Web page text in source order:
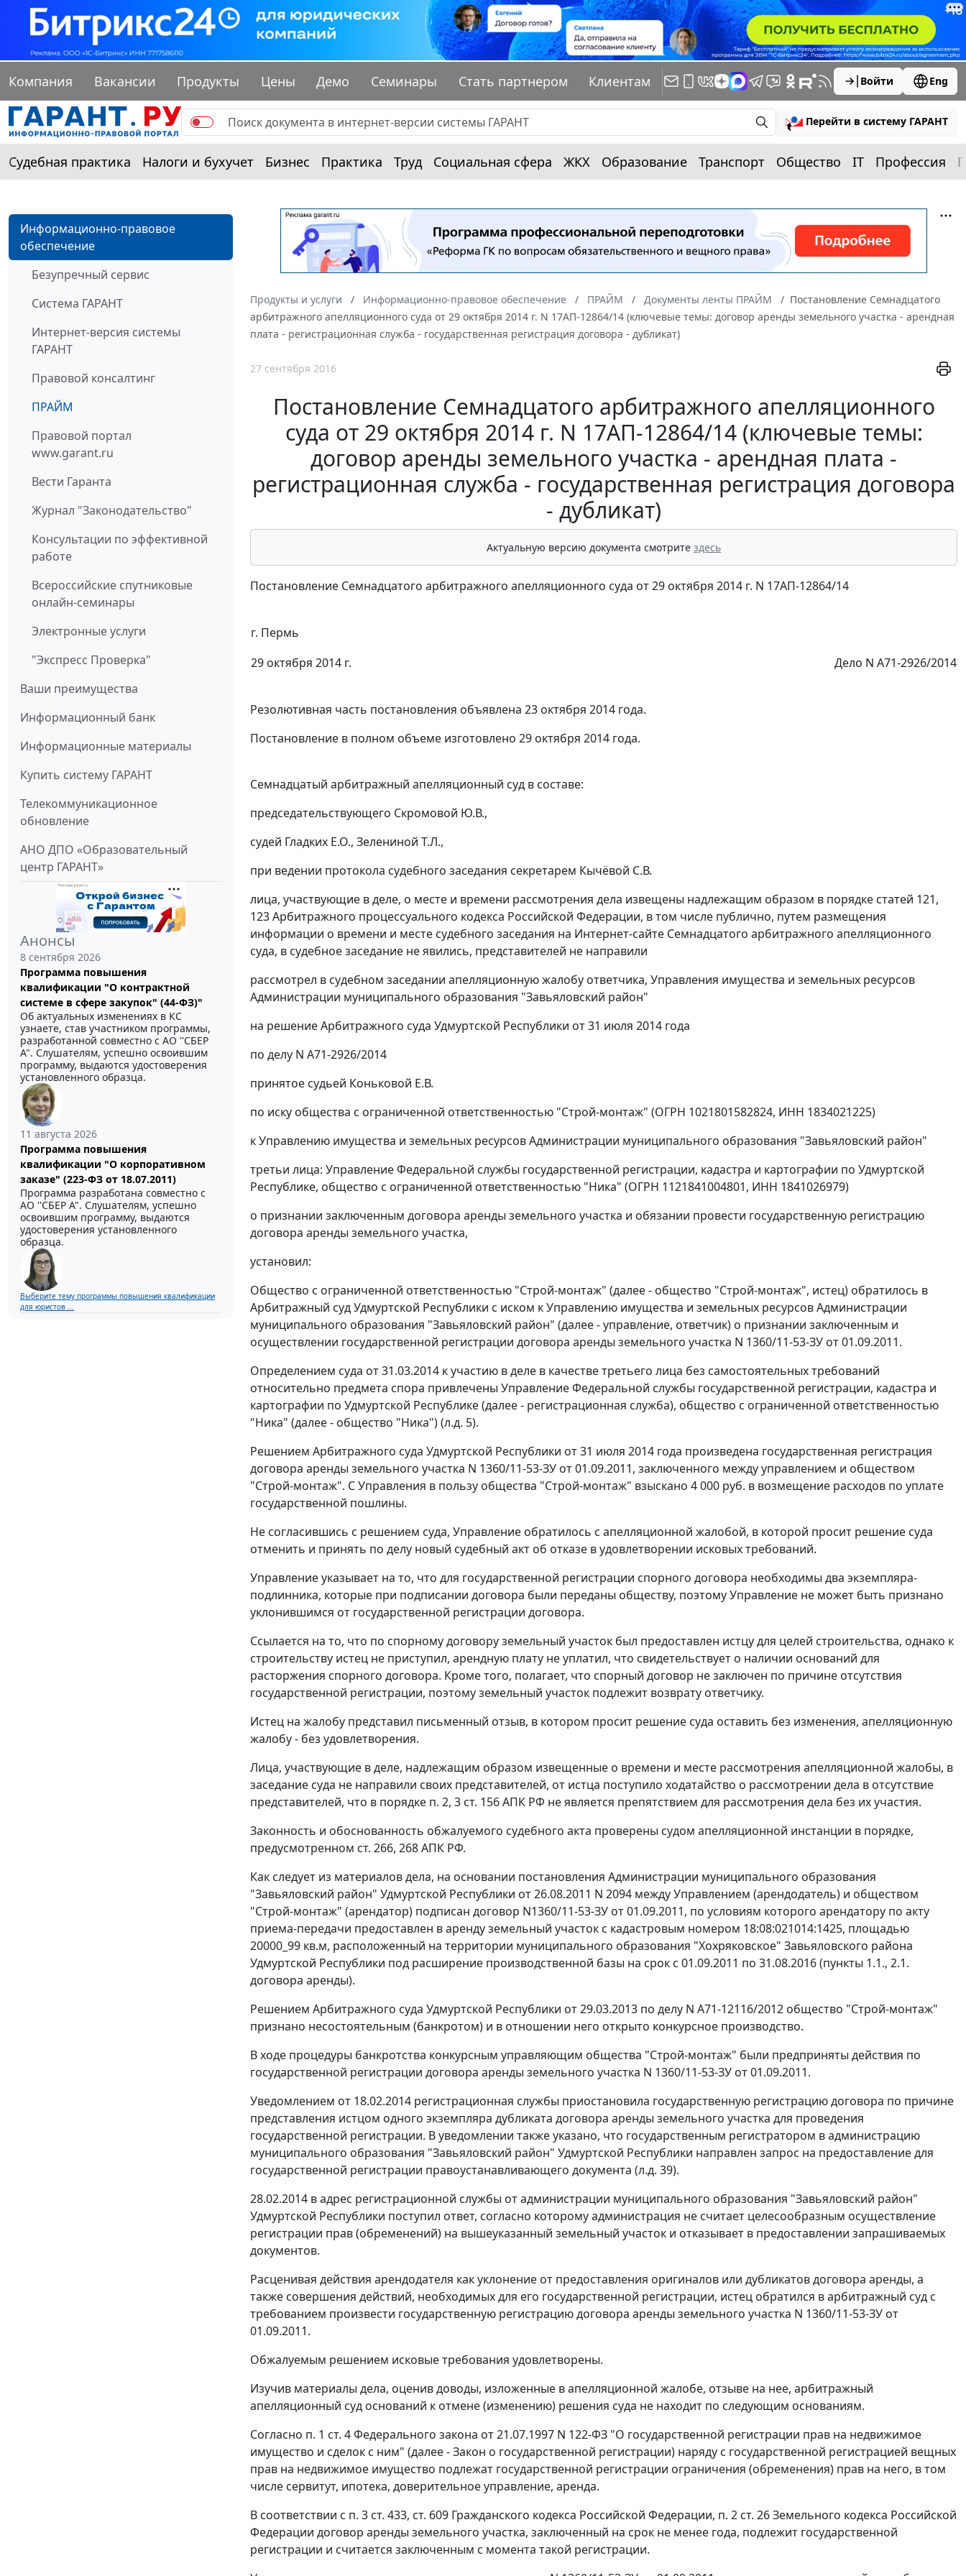
Компания Вакансии Продукты Цены Демо Семинары Стать партнером Клиентам Войти Eng
Перейти в систему ГАРАНТ
Судебная практика Налоги и бухучет Бизнес Практика Труд Социальная сфера ЖКХ Образование Транспорт Общество IT Профессия
Информационно-правовое
обеспечение
Безупречный сервис
Система ГАРАНТ
Интернет-версия системы
ГАРАНТ
Правовой консалтинг
ПРАЙМ
Правовой портал
www.garant.ru
Вести Гаранта
Журнал "Законодательство"
Консультации по эффективной
работе
Всероссийские спутниковые
онлайн-семинары
Электронные услуги
"Экспресс Проверка"
Ваши преимущества
Информационный банк
Информационные материалы
Купить систему ГАРАНТ
Телекоммуникационное
обновление
АНО ДПО «Образовательный
центр ГАРАНТ»
Анонсы
8 сентября 2026
Программа повышения
квалификации "О контрактной
системе в сфере закупок" (44-ФЗ)"
Об актуальных изменениях в КС
узнаете, став участником программы,
разработанной совместно с АО ''СБЕР
А". Слушателям, успешно освоившим
программу, выдаются удостоверения
установленного образца.
11 августа 2026
Программа повышения
квалификации "О корпоративном
заказе" (223-ФЗ от 18.07.2011)
Программа разработана совместно с
АО ''СБЕР А". Слушателям, успешно
освоившим программу, выдаются
удостоверения установленного
образца.
Выберите тему программы повышения квалификации
для юристов ...
Продукты и услуги Информационно-правовое обеспечение ПРАЙМ Документы ленты ПРАЙМ
Постановление Семнадцатого
арбитражного апелляционного суда от 29 октября 2014 г. N 17АП-12864/14 (ключевые темы: договор аренды земельного участка - арендная
плата - регистрационная служба - государственная регистрация договора - дубликат)
27 сентября 2016
Постановление Семнадцатого арбитражного апелляционного
суда от 29 октября 2014 г. N 17АП-12864/14 (ключевые темы:
договор аренды земельного участка - арендная плата -
регистрационная служба - государственная регистрация договора
- дубликат)
Актуальную версию документа смотрите здесь
Постановление Семнадцатого арбитражного апелляционного суда от 29 октября 2014 г. N 17АП-12864/14
г. Пермь
29 октября 2014 г.
Дело N А71-2926/2014
Резолютивная часть постановления объявлена 23 октября 2014 года.
Постановление в полном объеме изготовлено 29 октября 2014 года.
Семнадцатый арбитражный апелляционный суд в составе:
председательствующего Скромовой Ю.В.,
судей Гладких Е.О., Зелениной Т.Л.,
при ведении протокола судебного заседания секретарем Кычёвой С.В.
лица, участвующие в деле, о месте и времени рассмотрения дела извещены надлежащим образом в порядке статей 121,
123Арбитражного процессуального кодекса Российской Федерации, в том числе публично, путем размещения
информации о времени и месте судебного заседания на Интернет-сайте Семнадцатого арбитражного апелляционного
суда, в судебное заседание не явились, представителей не направили
рассмотрел в судебном заседании апелляционную жалобу ответчика, Управления имущества и земельных ресурсов
Администрации муниципального образования "Завьяловский район"
на решениеАрбитражного суда Удмуртской Республики от 31 июля 2014 года
по делу N А71-2926/2014
принятое судьей Коньковой Е.В.
по иску общества с ограниченной ответственностью "Строй-монтаж" (ОГРН 1021801582824, ИНН 1834021225)
к Управлению имущества и земельных ресурсов Администрации муниципального образования "Завьяловский район"
третьи лица: Управление Федеральной службы государственной регистрации, кадастра и картографии по Удмуртской
Республике, общество с ограниченной ответственностью "Ника" (ОГРН 1121841004801, ИНН 1841026979)
о признании заключенным договора аренды земельного участка и обязании провести государственную регистрацию
договора аренды земельного участка,
установил:
Общество с ограниченной ответственностью "Строй-монтаж" (далее - общество "Строй-монтаж", истец) обратилось в
Арбитражный суд Удмуртской Республики с иском к Управлению имущества и земельных ресурсов Администрации
муниципального образования "Завьяловский район" (далее - управление, ответчик) о признании заключенным и
осуществлении государственной регистрации договора аренды земельного участка N 1360/11-53-ЗУ от 01.09.2011.
Определением суда от 31.03.2014 к участию в деле в качестве третьего лица без самостоятельных требований
относительно предмета спора привлечены Управление Федеральной службы государственной регистрации, кадастра и
картографии по Удмуртской Республике (далее - регистрационная служба), общество с ограниченной ответственностью
"Ника" (далее - общество "Ника") (л.д. 5).
Решением Арбитражного суда Удмуртской Республики от 31 июля 2014 года произведена государственная регистрация
договора аренды земельного участка N 1360/11-53-ЗУ от 01.09.2011, заключенного между управлением и обществом
"Строй-монтаж". С Управления в пользу общества "Строй-монтаж" взыскано 4 000 руб. в возмещение расходов по уплате
государственной пошлины.
Не согласившись с решением суда, Управление обратилось с апелляционной жалобой, в которой просит решение суда
отменить и принять по делу новый судебный акт об отказе в удовлетворении исковых требований.
Управление указывает на то, что для государственной регистрации спорного договора необходимы два экземпляра-
подлинника, которые при подписании договора были переданы обществу, поэтому Управление не может быть признано
уклонившимся от государственной регистрации договора.
Ссылается на то, что по спорному договору земельный участок был предоставлен истцу для целей строительства, однако к
строительству истец не приступил, арендную плату не уплатил, что свидетельствует о наличии оснований для
расторжения спорного договора. Кроме того, полагает, что спорный договор не заключен по причине отсутствия
государственной регистрации, поэтому земельный участок подлежит возврату ответчику.
Истец на жалобу представил письменный отзыв, в котором просит решение суда оставить без изменения, апелляционную
жалобу - без удовлетворения.
Лица, участвующие в деле, надлежащим образом извещенные о времени и месте рассмотрения апелляционной жалобы, в
заседание суда не направили своих представителей, от истца поступило ходатайство о рассмотрении дела в отсутствие
представителей, что в порядке п. 2, 3 ст. 156АПК РФ не является препятствием для рассмотрения дела без их участия.
Законность и обоснованность обжалуемого судебного акта проверены судом апелляционной инстанции в порядке,
предусмотренном ст. 266, 268АПК РФ.
Как следует из материалов дела, на основании постановления Администрации муниципального образования
"Завьяловский район" Удмуртской Республики от 26.08.2011 N 2094 между Управлением (арендодатель) и обществом
"Строй-монтаж" (арендатор) подписан договор N1360/11-53-ЗУ от 01.09.2011, по условиям которого арендатору по акту
приема-передачи предоставлен в аренду земельный участок с кадастровым номером 18:08:021014:1425, площадью
20000_99 кв.м, расположенный на территории муниципального образования "Хохряковское" Завьяловского района
Удмуртской Республики под расширение производственной базы на срок с 01.09.2011 по 31.08.2016 (пункты 1.1., 2.1.
договора аренды).
Решением Арбитражного суда Удмуртской Республики от 29.03.2013 по делу N А71-12116/2012 общество "Строй-монтаж"
признано несостоятельным (банкротом) и в отношении него открыто конкурсное производство.
В ходе процедуры банкротства конкурсным управляющим общества "Строй-монтаж" были предприняты действия по
государственной регистрации договора аренды земельного участка N 1360/11-53-ЗУ от 01.09.2011.
Уведомлением от 18.02.2014 регистрационная службы приостановила государственную регистрацию договора по причине
представления истцом одного экземпляра дубликата договора аренды земельного участка для проведения
государственной регистрации. В уведомлении также указано, что государственным регистратором в администрацию
муниципального образования "Завьяловский район" Удмуртской Республики направлен запрос на предоставление для
государственной регистрации правоустанавливающего документа (л.д. 39).
28.02.2014 в адрес регистрационной службы от администрации муниципального образования "Завьяловский район"
Удмуртской Республики поступил ответ, согласно которому администрация не считает целесообразным осуществление
регистрации прав (обременений) на вышеуказанный земельный участок и отказывает в предоставлении запрашиваемых
документов.
Расценивая действия арендодателя как уклонение от предоставления оригиналов или дубликатов договора аренды, а
также совершения действий, необходимых для его государственной регистрации, истец обратился в арбитражный суд с
требованием произвести государственную регистрацию договора аренды земельного участка N 1360/11-53-ЗУ от
01.09.2011.
Обжалуемым решением исковые требования удовлетворены.
Изучив материалы дела, оценив доводы, изложенные в апелляционной жалобе, отзыве на нее, арбитражный
апелляционный суд оснований к отмене (изменению) решения суда не находит по следующим основаниям.
Согласно п. 1 ст. 4Федерального закона от 21.07.1997 N 122-ФЗ "О государственной регистрации прав на недвижимое
имущество и сделок с ним" (далее - Закон о государственной регистрации) наряду с государственной регистрацией вещных
прав на недвижимое имущество подлежат государственной регистрации ограничения (обременения) прав на него, в том
числе сервитут, ипотека, доверительное управление, аренда.
В соответствии с п. 3 ст. 433, ст. 609 Гражданского кодекса Российской Федерации, п. 2 ст. 26Земельного кодекса Российской
Федерации договор аренды земельного участка, заключенный на срок не менее года, подлежит государственной
регистрации и считается заключенным с момента такой регистрации.